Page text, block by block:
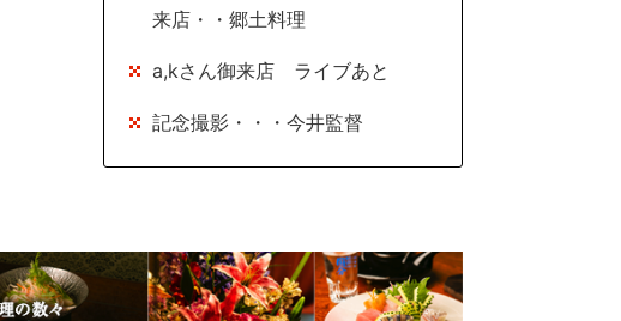
来店・・郷土料理
a,kさん御来店 ライブあと
記念撮影・・・今井監督